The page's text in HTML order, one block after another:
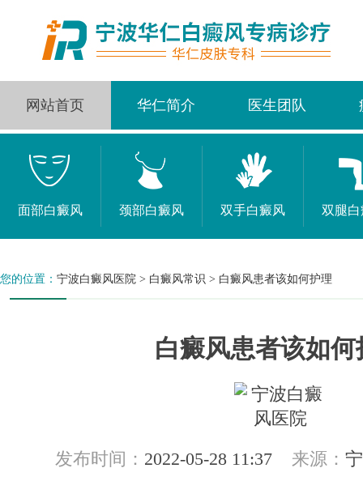
网站首页 华仁简介 医生团队
面部白癜风 颈部白癜风 双手白癜风 双腿
您的位置： 宁波白癜风医院 > 白癜风常识 > 白癜风患者该如何护理
白癜风患者该如何
发布时间： 2022-05-28 11:37 来源：